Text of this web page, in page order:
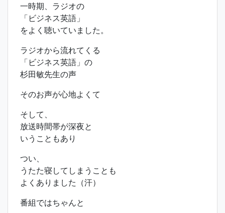
一時期、ラジオの
「ビジネス英語」
をよく聴いていました。
ラジオから流れてくる
「ビジネス英語」の
杉田敏先生の声
そのお声が心地よくて
そして、
放送時間帯が深夜と
いうこともあり
つい、
うたた寝してしまうことも
よくありました（汗）
番組ではちゃんと